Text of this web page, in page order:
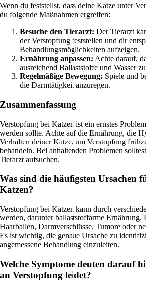
Wenn du feststellst, dass deine Katze unter
du folgende Maßnahmen ergreifen:
Besuche den Tierarzt: Der Tierarzt
der Verstopfung feststellen und dir
Behandlungsmöglichkeiten aufzeigen.
Ernährung anpassen: Achte darauf,
ausreichend Ballaststoffe und Wasser
Regelmäßige Bewegung: Spiele und
die Darmtätigkeit anzuregen.
Zusammenfassung
Verstopfung bei Katzen ist ein ernstes
werden sollte. Achte auf die Ernährung, die
Verhalten deiner Katze, um Verstopfung
behandeln. Bei anhaltenden Problemen
Tierarzt aufsuchen.
Was sind die häufigsten Ursachen
Katzen?
Verstopfung bei Katzen kann durch
werden, darunter ballaststoffarme Ernährung,
Haarballen, Darmverschlüsse, Tumore oder
Es ist wichtig, die genaue Ursache zu
angemessene Behandlung einzuleiten.
Welche Symptome deuten darauf
an Verstopfung leidet?